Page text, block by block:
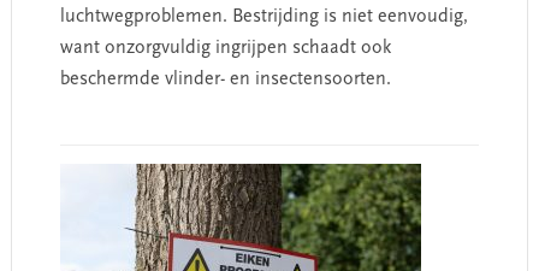
luchtwegproblemen. Bestrijding is niet eenvoudig,
want onzorgvuldig ingrijpen schaadt ook
beschermde vlinder- en insectensoorten.